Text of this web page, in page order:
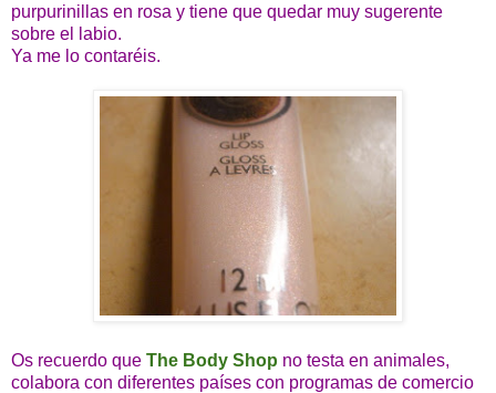
purpurinillas en rosa y tiene que quedar muy sugerente
sobre el labio.
Ya me lo contaréis.
Os recuerdo que The Body Shop no testa en animales,
colabora con diferentes países con programas de comercio